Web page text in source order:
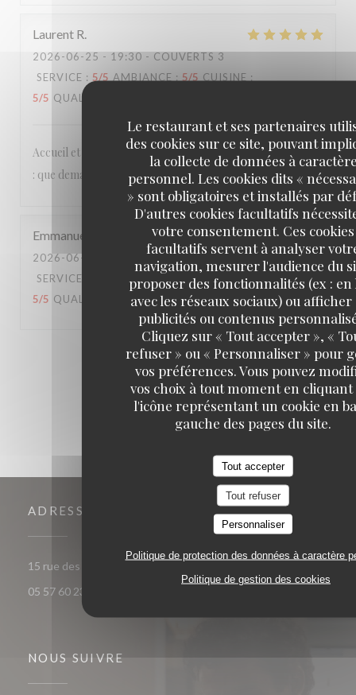
Le restaurant et ses partenaires
des cookies sur ce site, pouvant
la collecte de données à
personnel. Les cookies dits «
» sont obligatoires et installés par
D'autres cookies facultatifs
votre consentement. Ces cookies
facultatifs servent à analyser
navigation, mesurer l'audience du
proposer des fonctionnalités (ex : en
avec les réseaux sociaux) ou afficher
publicités ou contenus
Cliquez sur « Tout accepter », «
refuser » ou « Personnaliser » pour
vos préférences. Vous pouvez
vos choix à tout moment en
l'icône représentant un cookie en
gauche des pages du site.
Tout accepter
Tout refuser
Personnaliser
Politique de protection des données à caractère
Politique de gestion des cookies
Laurent R
2026-06-25 - 19:30 - COUVERTS 3
SERVICE : 5/5 AMBIANCE : 5/5 CUISINE :
5/5 QUALITÉ / PRIX
Accueil et services agréables et détendus, cuisine délicieuse
: que demander de plus ?
Emmanuel
2026-06-20
- 20:15 - COUVERTS 2
SERVICE
/5 CUISINE
5/5 QUALITÉ / PRIX: 4/5
1 2 3
ADRESSE
15 rue des frères Bonie 33000 Bordeaux ((ouvre une nouvelle
05 57 60 23 56
NOUS SUIVRE